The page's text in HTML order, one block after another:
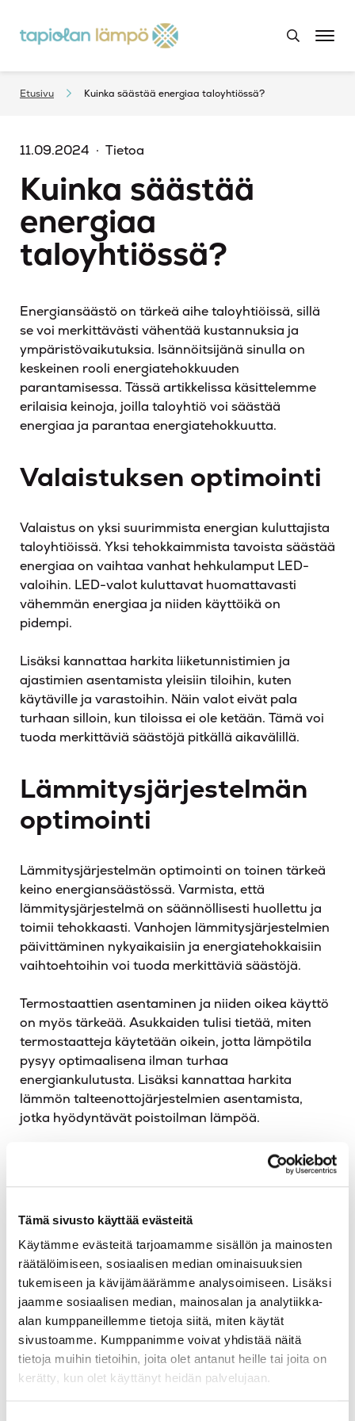
Tämä sivusto käyttää evästeitä
Käytämme evästeitä tarjoamamme sisällön ja mainosten
räätälöimiseen, sosiaalisen median ominaisuuksien
tukemiseen ja kävijämäärämme analysoimiseen. Lisäksi
jaamme sosiaalisen median, mainosalan ja analytiikka-
alan kumppaneillemme tietoja siitä, miten käytät
sivustoamme. Kumppanimme voivat yhdistää näitä
tietoja muihin tietoihin, joita olet antanut heille tai joita on
kerätty, kun olet käyttänyt heidän palvelujaan.
Etusivu Kuinka säästää energiaa taloyhtiössä?
11.09.2024 Tietoa
Kuinka säästää
energiaa
taloyhtiössä?
Energiansäästö on tärkeä aihe taloyhtiöissä, sillä
se voi merkittävästi vähentää kustannuksia ja
ympäristövaikutuksia. Isännöitsijänä sinulla on
keskeinen rooli energiatehokkuuden
parantamisessa. Tässä artikkelissa käsittelemme
erilaisia keinoja, joilla taloyhtiö voi säästää
energiaa ja parantaa energiatehokkuutta.
Valaistuksen optimointi
Valaistus on yksi suurimmista energian kuluttajista
taloyhtiöissä. Yksi tehokkaimmista tavoista säästää
energiaa on vaihtaa vanhat hehkulamput LED-
valoihin. LED-valot kuluttavat huomattavasti
vähemmän energiaa ja niiden käyttöikä on
pidempi.
Lisäksi kannattaa harkita liiketunnistimien ja
ajastimien asentamista yleisiin tiloihin, kuten
käytäville ja varastoihin. Näin valot eivät pala
turhaan silloin, kun tiloissa ei ole ketään. Tämä voi
tuoda merkittäviä säästöjä pitkällä aikavälillä.
Lämmitysjärjestelmän
optimointi
Lämmitysjärjestelmän optimointi on toinen tärkeä
keino energiansäästössä. Varmista, että
lämmitysjärjestelmä on säännöllisesti huollettu ja
toimii tehokkaasti. Vanhojen lämmitysjärjestelmien
päivittäminen nykyaikaisiin ja energiatehokkaisiin
vaihtoehtoihin voi tuoda merkittäviä säästöjä.
Termostaattien asentaminen ja niiden oikea käyttö
on myös tärkeää. Asukkaiden tulisi tietää, miten
termostaatteja käytetään oikein, jotta lämpötila
pysyy optimaalisena ilman turhaa
energiankulutusta. Lisäksi kannattaa harkita
lämmön talteenottojärjestelmien asentamista,
jotka hyödyntävät poistoilman lämpöä.
Vedenkulutuksen vähentäminen on toinen tehokas
tapa säästää energiaa. Veden lämmittäminen
kuluttaa paljon energiaa, joten vedenkulutuksen
vähentäminen voi tuoda merkittäviä säästöjä.
Asenna vettä säästäviä suihkupäitä ja hanoja, jotka
vähentävät veden virtausta ilman, että mukavuus
kärsii.